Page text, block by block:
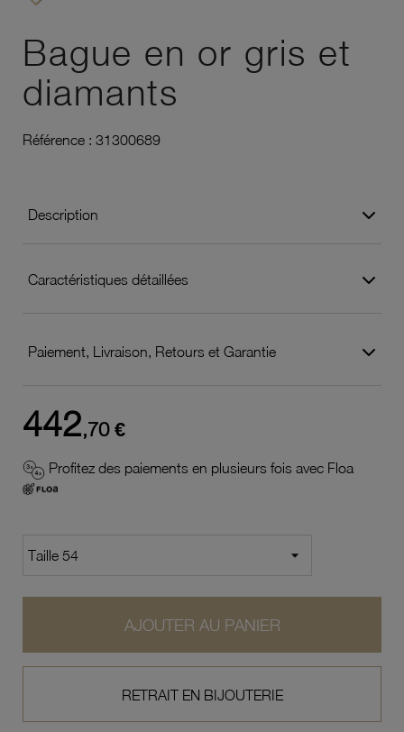
Bague en or gris et
diamants
Référence : 31300689
Description
Caractéristiques détaillées
Paiement, Livraison, Retours et Garantie
442,70 €
Profitez des paiements en plusieurs fois avec Floa
AJOUTER AU PANIER
RETRAIT EN BIJOUTERIE